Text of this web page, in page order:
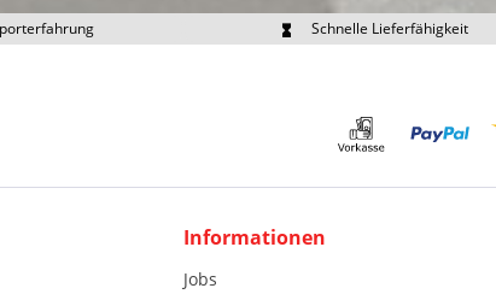
Schnelle Lieferfähigkeit
Informationen
Jobs